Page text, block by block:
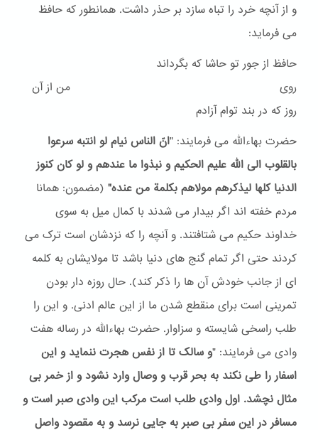
و از آنچه خرد را تباه سازد بر حذر داشت. همانطور که حافظ
می فرماید:
حافظ از جور تو حاشا که بگرداند
روی من از آن
روز که در بند توام آزادم
حضرت بهاءالله می فرمایند: "انّ الناس نیام لو انتبه سرعوا
بالقلوب الی الله علیم الحکیم و نبذوا ما عندهم و لو کان کنوز
الدنیا کلها لیذکرهم مولاهم بکلمة من عنده" (مضمون: همانا
مردم خفته اند اگر بیدار می شدند با کمال میل به سوی
خداوند حکیم می شتافتند. و آنچه را که نزدشان است ترک می
کردند حتی اگر تمام گنج های دنیا باشد تا مولایشان به کلمه
ای از جانب خودش آن ها را ذکر کند). حال روزه دار بودن
تمرینی است برای منقطع شدن ما از این عالم ادنی. و این را
طلب راسخی شایسته و سزاوار. حضرت بهاءالله در رساله هفت
وادی می فرمایند: "و سالک تا از نفس هجرت ننماید و این
اسفار را طی نکند به بحر قرب و وصال وارد نشود و از خمر بی
مثال نچشد. اول وادی طلب است مرکب این وادی صبر است و
مسافر در این سفر بی صبر به جایی نرسد و به مقصود واصل